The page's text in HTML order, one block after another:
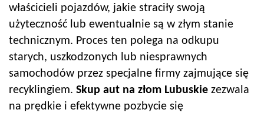
właścicieli pojazdów, jakie straciły swoją
użyteczność lub ewentualnie są w złym stanie
technicznym. Proces ten polega na odkupu
starych, uszkodzonych lub niesprawnych
samochodów przez specjalne firmy zajmujące się
recyklingiem. Skup aut na złom Lubuskie zezwala
na prędkie i efektywne pozbycie się